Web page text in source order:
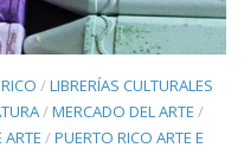
/LIBRERÍAS CULTURALES
/MERCADO DEL ARTE /
/PUERTO RICO ARTE E